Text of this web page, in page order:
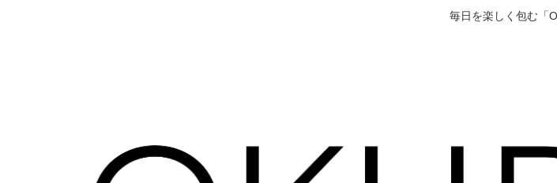
毎日を楽しく包む「